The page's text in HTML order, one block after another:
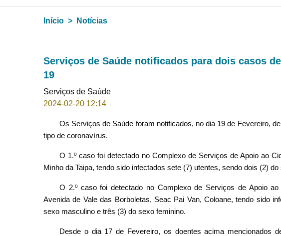
Início Notícias
Serviços de Saúde notificados para dois casos
19
Serviços de Saúde
2024-02-20 12:14
Os Serviços de Saúde foram notificados, no dia 19 de Fevereiro,
tipo de coronavírus.
O 1.º caso foi detectado no Complexo de Serviços de Apoio ao
Minho da Taipa, tendo sido infectados sete (7) utentes, sendo dois (2)
O 2.º caso foi detectado no Complexo de Serviços de Apoio ao
Avenida de Vale das Borboletas, Seac Pai Van, Coloane, tendo sido
sexo masculino e três (3) do sexo feminino.
Desde o dia 17 de Fevereiro, os doentes acima mencionados